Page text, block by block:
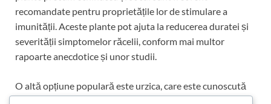
recomandate pentru proprietățile lor de stimulare a
imunității. Aceste plante pot ajuta la reducerea duratei și
severității simptomelor răcelii, conform mai multor
rapoarte anecdotice și unor studii.
O altă opțiune populară este urzica, care este cunoscută